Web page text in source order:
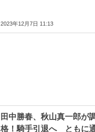
2023年12月7日 11:13
田中勝春、秋山真一郎が
格！騎手引退へ ともに